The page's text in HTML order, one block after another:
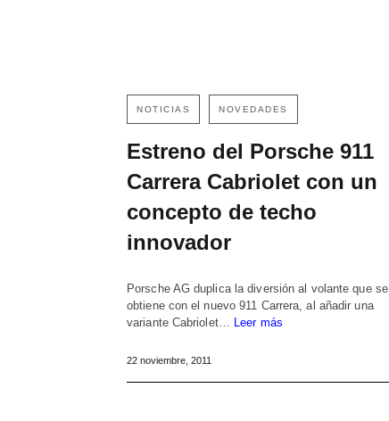
NOTICIAS NOVEDADES
Estreno del Porsche 911
Carrera Cabriolet con un
concepto de techo
innovador
Porsche AG duplica la diversión al volante que se
obtiene con el nuevo 911 Carrera, al añadir una
variante Cabriolet… Leer más
22 noviembre, 2011